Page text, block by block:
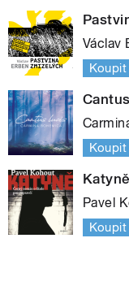
Václav
Koupit
Koupit
Katyně
Pavel
Koupit